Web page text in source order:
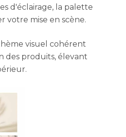
d'éclairage, la palette
votre mise en scène.
visuel cohérent
des produits, élevant